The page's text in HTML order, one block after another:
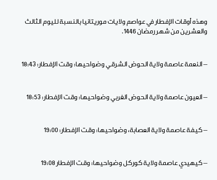
وهذه أوقات الإفطار في عواصم ولايات موريتانيا بالنسبة لليوم الثالث
والعشرين من شهر رمضان 1446
.
– النعمة عاصمة ولاية الحوض الشرقي وضواحيها: وقت الإفطار: 18:43
– العيون عاصمة ولاية الحوض الغربي وضواحيها: وقت الإفطار: 18:53
– كيفة عاصمة ولاية العصابة، وضواحيها: وقت الإفطار: 19:00
– كيهيدي عاصمة ولاية كوركل وضواحيها: وقت الإفطار 19:08